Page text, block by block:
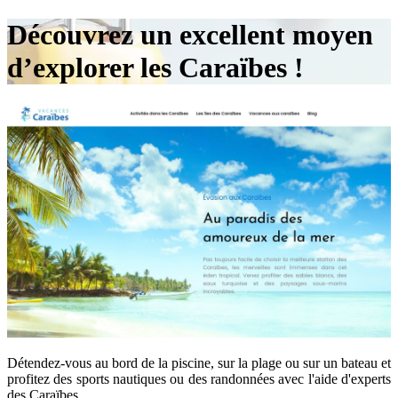
Découvrez un excellent moyen
d’explorer les Caraïbes !
Détendez-vous au bord de la piscine, sur la plage ou sur un bateau et
profitez des sports nautiques ou des randonnées avec l'aide d'experts
des Caraïbes.